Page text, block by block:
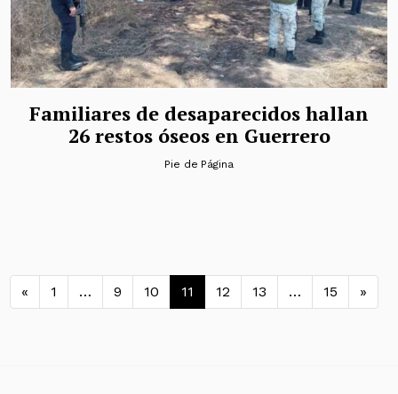
Familiares de desaparecidos hallan
26 restos óseos en Guerrero
Pie de Página
Navegación de entradas
« 1 … 9 10 11 12 13 … 15 »